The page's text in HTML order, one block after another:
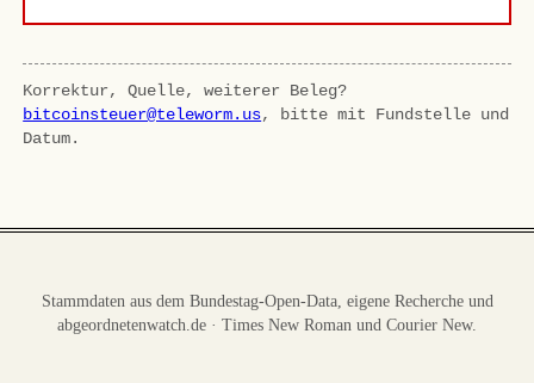
Korrektur, Quelle, weiterer Beleg?
bitcoinsteuer@teleworm.us, bitte mit Fundstelle und
Datum.
Stammdaten aus dem Bundestag-Open-Data, eigene Recherche und
abgeordnetenwatch.de · Times New Roman und Courier New.